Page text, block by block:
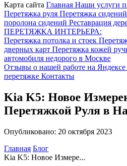
Карта сайта Главная Наши услуги
Перетяжка руля Перетяжка сидений
поролона сидений Реставрация
ПЕРЕТЯЖКА ИНТЕРЬЕРА:
Перетяжка потолка и стоек
дверных карт Перетяжка кожей
автомобиля недорого в Москве
Отзывы о нашей работе на Яндексе
перетяжке Контакты
Kia K5: Новое
Перетяжкой Руля в
Опубликовано: 20 октября 2023
Главная Блог
Kia K5: Новое Измере...